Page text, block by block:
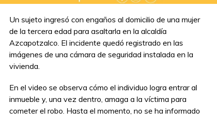
Un sujeto ingresó con engaños al domicilio de una mujer
de la tercera edad para asaltarla en la alcaldía
Azcapotzalco. El incidente quedó registrado en las
imágenes de una cámara de seguridad instalada en la
vivienda.
En el video se observa cómo el individuo logra entrar al
inmueble y, una vez dentro, amaga a la víctima para
cometer el robo. Hasta el momento, no se ha informado